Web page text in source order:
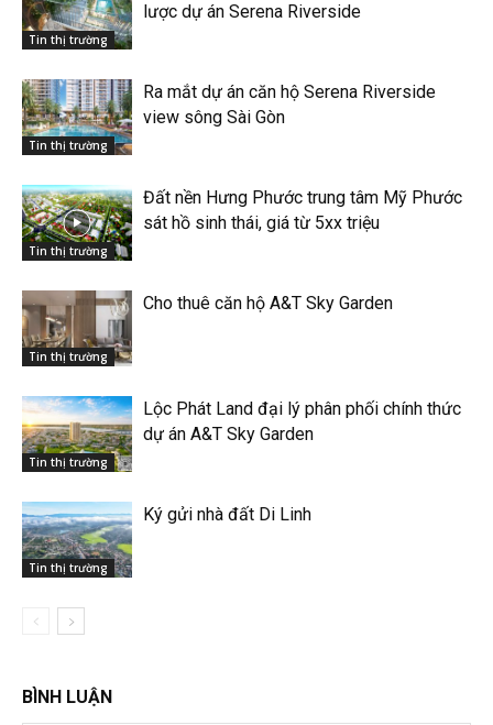
Tin thị trường
lược dự án Serena Riverside
Tin thị trường
Ra mắt dự án căn hộ Serena Riverside
view sông Sài Gòn
Tin thị trường
Đất nền Hưng Phước trung tâm Mỹ Phước
sát hồ sinh thái, giá từ 5xx triệu
Tin thị trường
Cho thuê căn hộ A&T Sky Garden
Tin thị trường
Lộc Phát Land đại lý phân phối chính thức
dự án A&T Sky Garden
Tin thị trường
Ký gửi nhà đất Di Linh
BÌNH LUẬN